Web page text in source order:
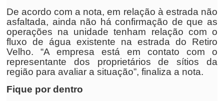
De acordo com a nota, em relação à estrada não
asfaltada, ainda não há confirmação de que as
operações na unidade tenham relação com o
fluxo de água existente na estrada do Retiro
Velho. “A empresa está em contato com o
representante dos proprietários de sítios da
região para avaliar a situação”, finaliza a nota.
Fique por dentro